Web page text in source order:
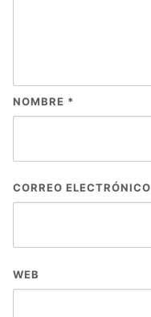
NOMBRE *
CORREO ELECTRÓNICO
WEB